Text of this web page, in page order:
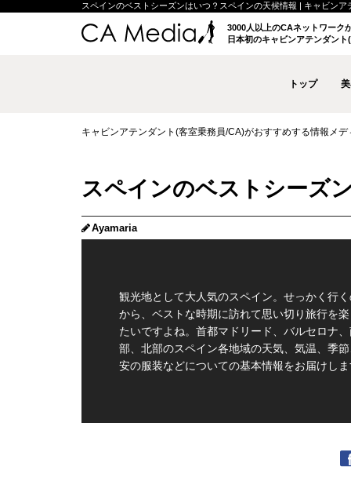
スペインのベストシーズンはいつ？スペインの天候情報 | キャビン
3000人以上のCAネットワーク
日本初のキャビンアテンダン
トップ
キャビンアテンダント(客室乗務員/CA)がおすすめする情報メ
スペインのベストシーズ
Ayamaria
観光地として大人気のスペイン。せっかく行
から、ベストな時期に訪れて思い切り旅行を
たいですよね。首都マドリード、バルセロナ
部、北部のスペイン各地域の天気、気温、季
安の服装などについての基本情報をお届けし